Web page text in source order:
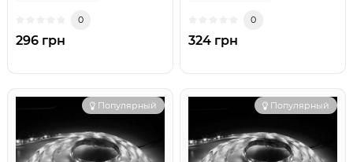
0
296 грн
0
324 грн
Популярный Популярный